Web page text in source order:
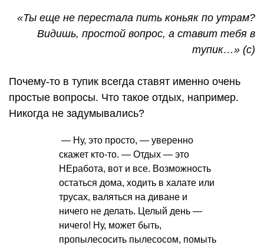
«Ты еще не перестала пить коньяк по утрам?
Видишь, простой вопрос, а ставит тебя в
тупик…» (с)
Почему-то в тупик всегда ставят именно очень
простые вопросы. Что такое отдых, например.
Никогда не задумывались?
— Ну, это просто, — уверенно
скажет кто-то. — Отдых — это
НЕработа, вот и все. Возможность
остаться дома, ходить в халате или
трусах, валяться на диване и
ничего не делать. Целый день —
ничего! Ну, может быть,
пропылесосить пылесосом, помыть